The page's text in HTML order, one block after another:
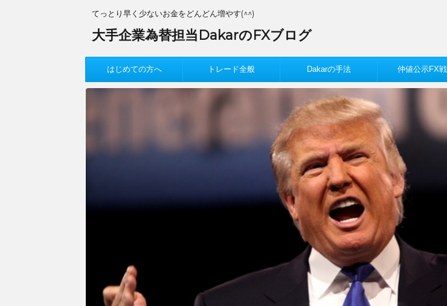
てっとり早く少ないお金をどんどん増やす(^^)
大手企業為替担当DakarのFXブログ
はじめての方へ トレード全般 Dakarの手法 仲値公示FX